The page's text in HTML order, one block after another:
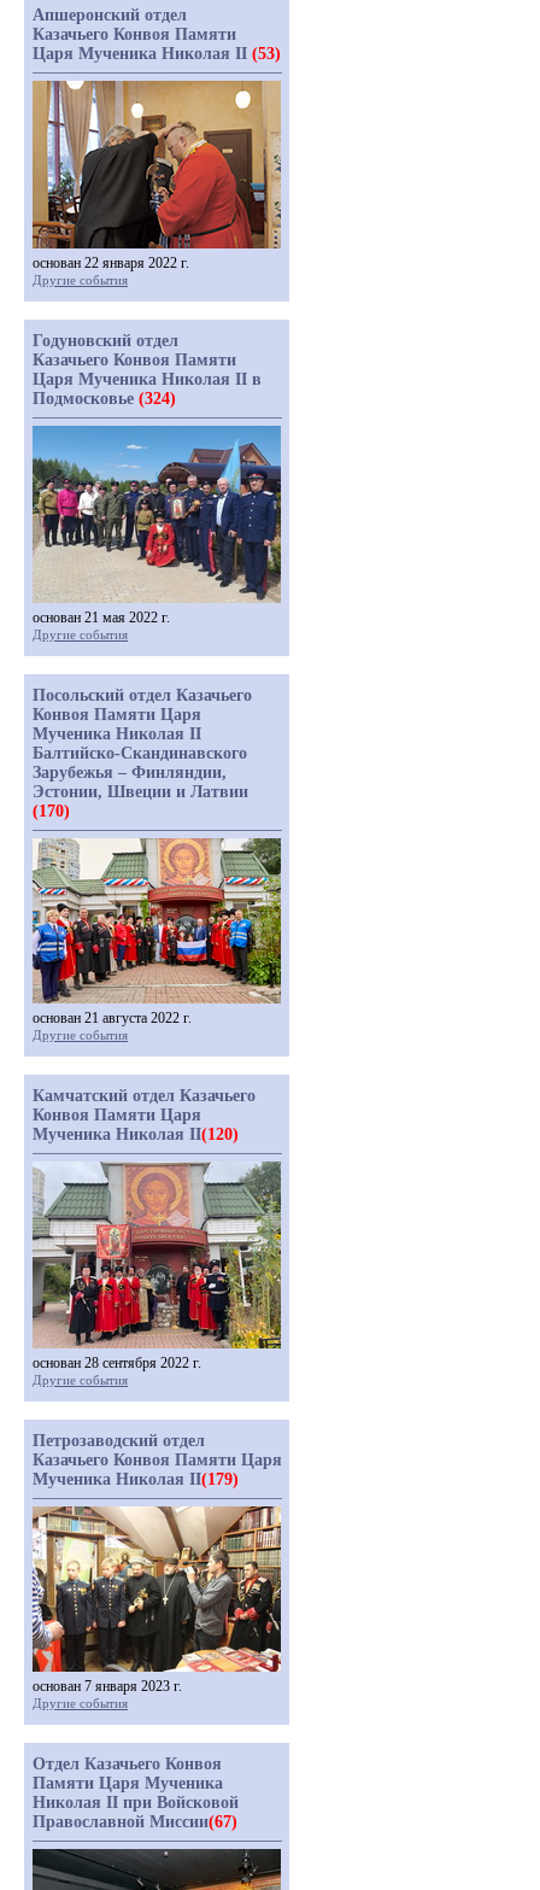
Апшеронский отдел
Казачьего Конвоя Памяти
Царя Мученика Николая II (53)
основан 22 января 2022 г.
Другие события
Годуновский отдел
Казачьего Конвоя Памяти
Царя Мученика Николая II в
Подмосковье (324)
основан 21 мая 2022 г.
Другие события
Посольский отдел Казачьего
Конвоя Памяти Царя
Мученика Николая II
Балтийско-Скандинавского
Зарубежья – Финляндии,
Эстонии, Швеции и Латвии
(170)
основан 21 августа 2022 г.
Другие события
Камчатский отдел Казачьего
Конвоя Памяти Царя
Мученика Николая II(120)
основан 28 сентября 2022 г.
Другие события
Петрозаводский отдел
Казачьего Конвоя Памяти Царя
Мученика Николая II(179)
основан 7 января 2023 г.
Другие события
Отдел Казачьего Конвоя
Памяти Царя Мученика
Николая II при Войсковой
Православной Миссии(67)